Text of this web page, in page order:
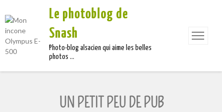
Le photoblog de
Snash
Photo-blog alsacien qui aime les belles
photos …
UN PETIT PEU DE PUB